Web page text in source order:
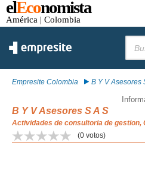
elEconomista
América | Colombia
Empresite Colombia B Y V Asesores
B Y V Asesores S A S
Actividades de consultoria de gestion,
(0 votos)